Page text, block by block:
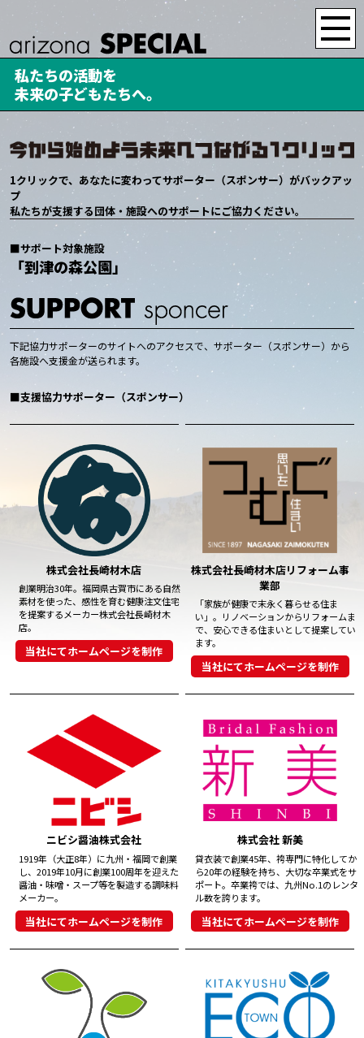
私たちの活動を
未来の子どもたちへ。
1クリックで、あなたに変わってサポーター（スポンサー）がバックアッ
プ
私たちが支援する団体・施設へのサポートにご協力ください。
■サポート対象施設
「到津の森公園」
下記協力サポーターのサイトへのアクセスで、サポーター（スポンサー）から
各施設へ支援金が送られます。
■支援協力サポーター（スポンサー）
株式会社長崎材木店
創業明治30年。福岡県古賀市にある自然
素材を使った、感性を育む健康注文住宅
を提案するメーカー株式会社長崎材木
店。
当社にてホームページを制作
株式会社長崎材木店リフォーム事
業部
「家族が健康で末永く暮らせる住ま
い」。リノベーションからリフォームま
で、安心できる住まいとして提案してい
ます。
当社にてホームページを制作
ニビシ醤油株式会社
1919年（大正8年）に九州・福岡で創業
し、2019年10月に創業100周年を迎えた
醤油・味噌・スープ等を製造する調味料
メーカー。
当社にてホームページを制作
株式会社 新美
貸衣装で創業45年、袴専門に特化してか
ら20年の経験を持ち、大切な卒業式をサ
ポート。卒業袴では、九州No.1のレンタ
ル数を誇ります。
当社にてホームページを制作